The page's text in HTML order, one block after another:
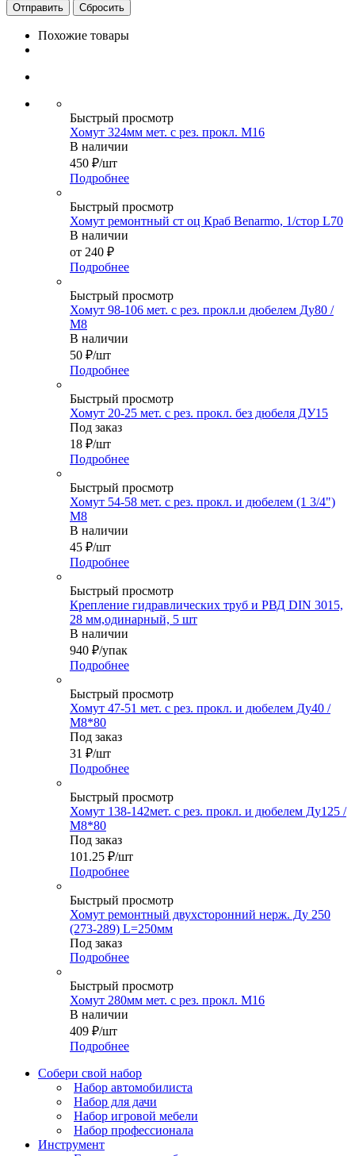
Сбросить
Похожие товары
Быстрый просмотр
Хомут 324мм мет. с рез. прокл. М16
В наличии
450 ₽/шт
Подробнее
Быстрый просмотр
Хомут ремонтный ст оц Краб Benarmo, 1/стор L70
В наличии
от 240 ₽
Подробнее
Быстрый просмотр
Хомут 98-106 мет. с рез. прокл.и дюбелем Ду80 /
М8
В наличии
50 ₽/шт
Подробнее
Быстрый просмотр
Хомут 20-25 мет. с рез. прокл. без дюбеля ДУ15
Под заказ
18 ₽/шт
Подробнее
Быстрый просмотр
Хомут 54-58 мет. с рез. прокл. и дюбелем (1 3/4")
М8
В наличии
45 ₽/шт
Подробнее
Быстрый просмотр
Крепление гидравлических труб и РВД DIN 3015,
28 мм,одинарный, 5 шт
В наличии
940 ₽/упак
Подробнее
Быстрый просмотр
Хомут 47-51 мет. с рез. прокл. и дюбелем Ду40 /
М8*80
Под заказ
31 ₽/шт
Подробнее
Быстрый просмотр
Хомут 138-142мет. с рез. прокл. и дюбелем Ду125 /
М8*80
Под заказ
101.25 ₽/шт
Подробнее
Быстрый просмотр
Хомут ремонтный двухсторонний нерж. Ду 250
(273-289) L=250мм
Под заказ
Подробнее
Быстрый просмотр
Хомут 280мм мет. с рез. прокл. М16
В наличии
409 ₽/шт
Подробнее
Собери свой набор
Набор автомобилиста
Набор для дачи
Набор игровой мебели
Набор профессионала
Инструмент